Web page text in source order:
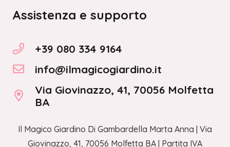
Assistenza e supporto
+39 080 334 9164
info@ilmagicogiardino.it
Via Giovinazzo, 41, 70056 Molfetta
BA
Il Magico Giardino Di Gambardella Marta Anna | Via
Giovinazzo, 41, 70056 Molfetta BA | Partita IVA